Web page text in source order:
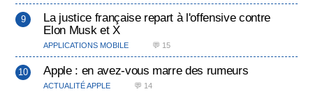
La justice française repart à l'offensive contre
Elon Musk et X
APPLICATIONS MOBILE 💬 15
Apple : en avez-vous marre des rumeurs
ACTUALITÉ APPLE 💬 14